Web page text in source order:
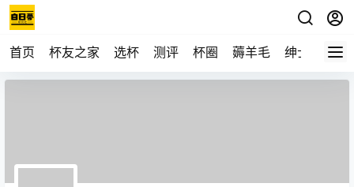
首页 杯友之家 选杯 测评 杯圈 薅羊毛 绅士 视频